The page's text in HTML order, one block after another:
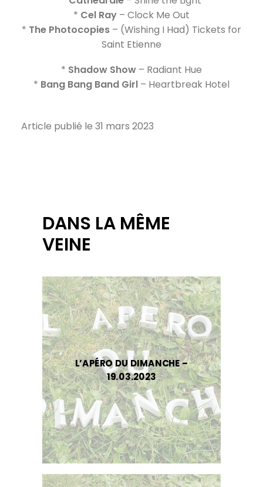
* Cel Ray – Clock Me Out
* The Photocopies – (Wishing I Had) Tickets for
Saint Etienne
* Shadow Show – Radiant Hue
* Bang Bang Band Girl – Heartbreak Hotel
Article publié le 31 mars 2023
DANS LA MÊME
VEINE
L’APÉRO DU DIMANCHE –
19.03.2023